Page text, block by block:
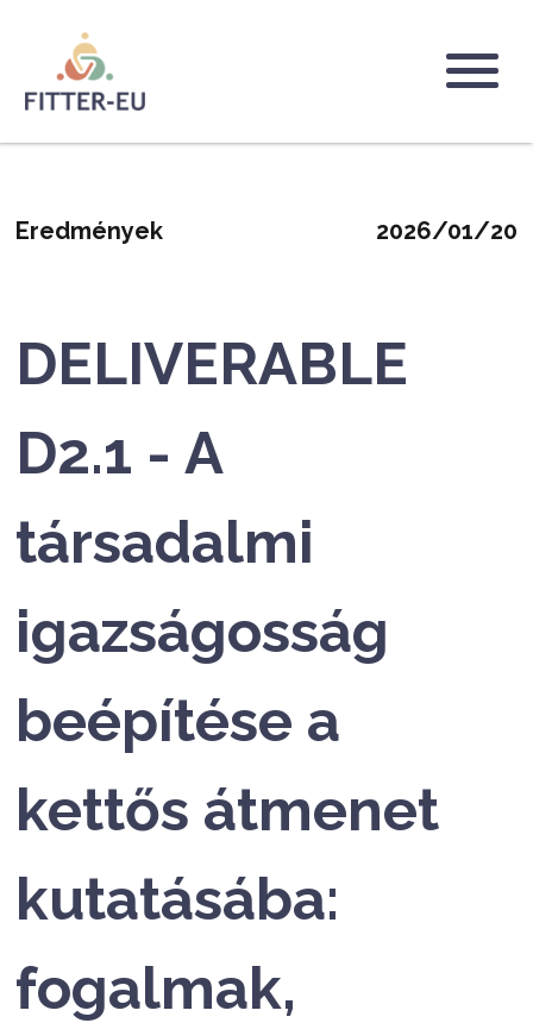
tartalomra
Logo
Eredmények 2026/01/20
DELIVERABLE
D2.1 - A
társadalmi
igazságosság
beépítése a
kettős átmenet
kutatásába:
fogalmak,